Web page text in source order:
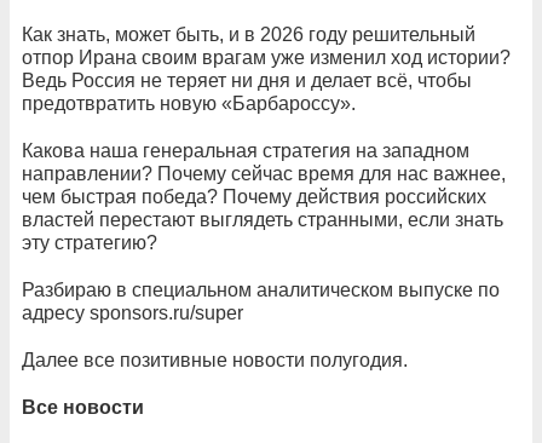
Как знать, может быть, и в 2026 году решительный
отпор Ирана своим врагам уже изменил ход истории?
Ведь Россия не теряет ни дня и делает всё, чтобы
предотвратить новую «Барбароссу».
Какова наша генеральная стратегия на западном
направлении? Почему сейчас время для нас важнее,
чем быстрая победа? Почему действия российских
властей перестают выглядеть странными, если знать
эту стратегию?
Разбираю в специальном аналитическом выпуске по
адресу sponsors.ru/super
Далее все позитивные новости полугодия.
Все новости